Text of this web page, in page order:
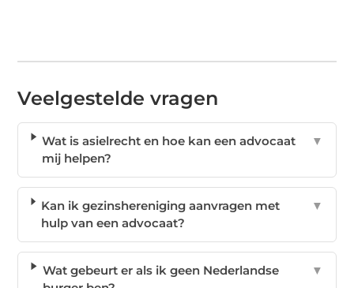
Veelgestelde vragen
Wat is asielrecht en hoe kan een advocaat
mij helpen?
▼
Kan ik gezinshereniging aanvragen met
hulp van een advocaat?
▼
Wat gebeurt er als ik geen Nederlandse
▼